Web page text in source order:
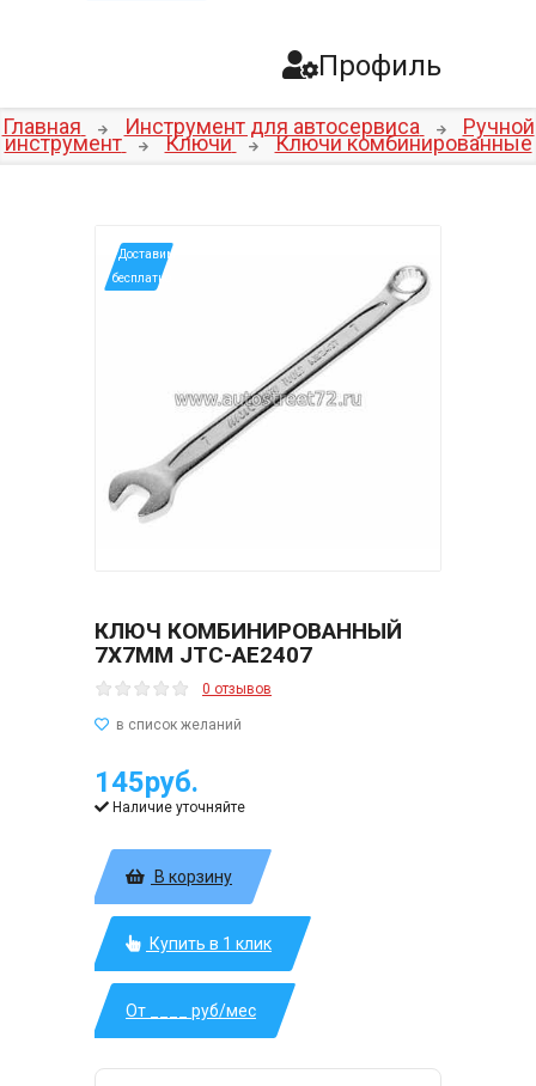
Профиль
Главная Инструмент для автосервиса Ручной
инструмент Ключи Ключи комбинированные
*Доставим
бесплатно
КЛЮЧ КОМБИНИРОВАННЫЙ
7Х7ММ JTC-AE2407
0 отзывов
145руб.
Наличие уточняйте
В корзину
Купить в 1 клик
От ____ руб/мес